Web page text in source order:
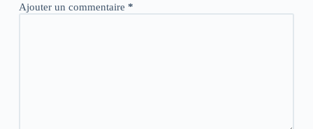
Ajouter un commentaire *